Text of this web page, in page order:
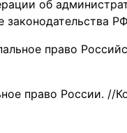
об
законодательства
право
право России. //